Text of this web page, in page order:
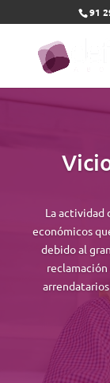
91
La actividad
económicos
debido al
reclamación